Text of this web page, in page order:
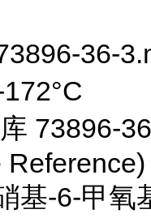
36-
73896-
Reference)
基-6-甲氧